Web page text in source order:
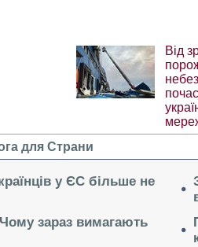
Від
для Страни
у ЄС більше не
зараз вимагають